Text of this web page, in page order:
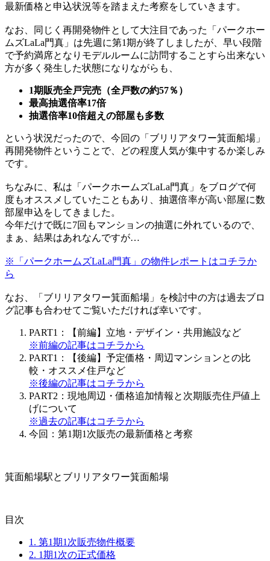
最新価格と申込状況等を踏まえた考察をしていきます。
なお、同じく再開発物件として大注目であった「パークホー
ムズLaLa門真」は先週に第1期が終了しましたが、早い段階
で予約満席となりモデルルームに訪問することすら出来ない
方が多く発生した状態になりながらも、
1期販売全戸完売（全戸数の約57％）
最高抽選倍率17倍
抽選倍率10倍超えの部屋も多数
という状況だったので、今回の「ブリリアタワー箕面船場」
再開発物件ということで、どの程度人気が集中するか楽しみ
です。
ちなみに、私は「パークホームズLaLa門真」をブログで何
度もオススメしていたこともあり、抽選倍率が高い部屋に数
部屋申込をしてきました。
今年だけで既に7回もマンションの抽選に外れているので、
まぁ、結果はあれなんですが…
※「パークホームズLaLa門真」の物件レポートはコチラか
ら
なお、「ブリリアタワー箕面船場」を検討中の方は過去ブロ
グ記事も合わせてご覧いただければ幸いです。
PART1：【前編】立地・デザイン・共用施設など
※前編の記事はコチラから
PART1：【後編】予定価格・周辺マンションとの比
較・オススメ住戸など
※後編の記事はコチラから
PART2：現地周辺・価格追加情報と次期販売住戸値上
げについて
※過去の記事はコチラから
今回：第1期1次販売の最新価格と考察
箕面船場駅とブリリアタワー箕面船場
目次
1. 第1期1次販売物件概要
2. 1期1次の正式価格